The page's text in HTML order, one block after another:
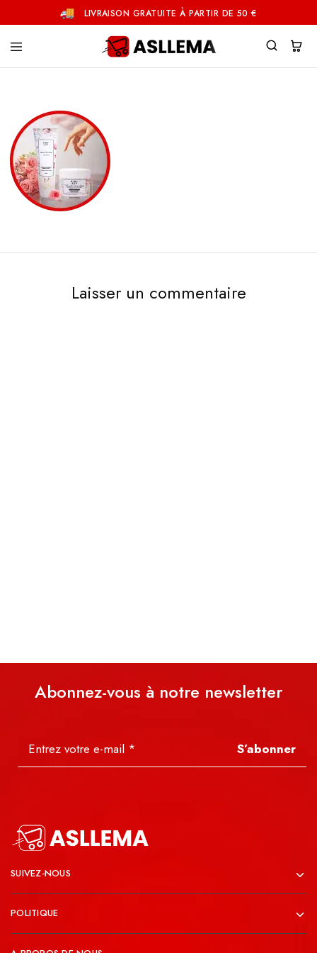
LIVRAISON GRATUITE À PARTIR DE 50 €
Laisser un commentaire
Abonnez-vous à notre newsletter
S’abonner
SUIVEZ-NOUS
POLITIQUE